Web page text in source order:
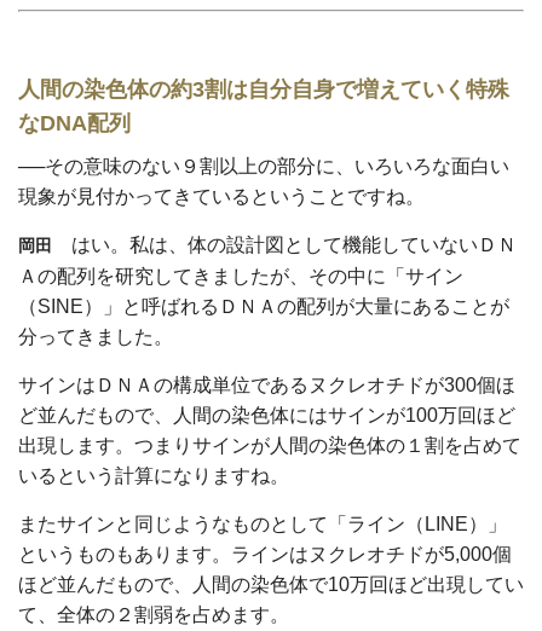
人間の染色体の約3割は自分自身で増えていく特殊
なDNA配列
──その意味のない９割以上の部分に、いろいろな面白い
現象が見付かってきているということですね。
岡田
はい。私は、体の設計図として機能していないＤＮ
Ａの配列を研究してきましたが、その中に「サイン
（SINE）」と呼ばれるＤＮＡの配列が大量にあることが
分ってきました。
サインはＤＮＡの構成単位であるヌクレオチドが300個ほ
ど並んだもので、人間の染色体にはサインが100万回ほど
出現します。つまりサインが人間の染色体の１割を占めて
いるという計算になりますね。
またサインと同じようなものとして「ライン（LINE）」
というものもあります。ラインはヌクレオチドが5,000個
ほど並んだもので、人間の染色体で10万回ほど出現してい
て、全体の２割弱を占めます。